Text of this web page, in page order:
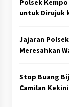
Polsek Kempo
untuk Dirujuk
Jajaran
Meresahkan
Stop Buang
Camilan